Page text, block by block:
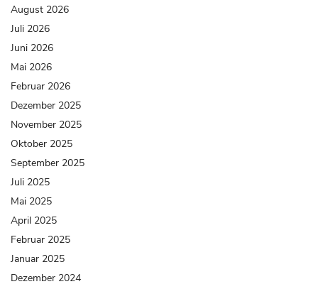
August 2026
Juli 2026
Juni 2026
Mai 2026
Februar 2026
Dezember 2025
November 2025
Oktober 2025
September 2025
Juli 2025
Mai 2025
April 2025
Februar 2025
Januar 2025
Dezember 2024